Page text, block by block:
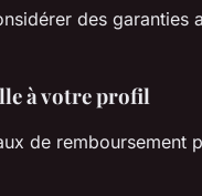
des garanties
à votre profil
de remboursement